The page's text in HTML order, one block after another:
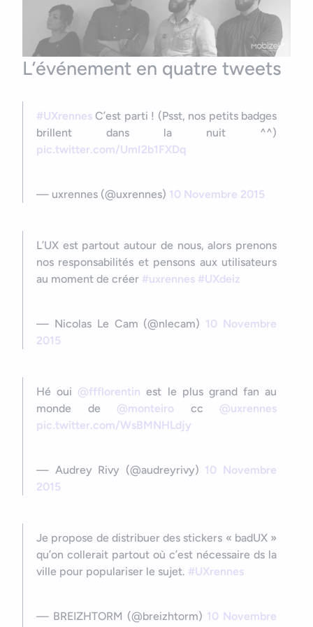
L’événement en quatre tweets
#UXrennes C’est parti ! (Psst, nos petits badges
brillent dans la nuit ^^)
pic.twitter.com/UmI2b1FXDq
— uxrennes (@uxrennes) 10 Novembre 2015
L’UX est partout autour de nous, alors prenons
nos responsabilités et pensons aux utilisateurs
au moment de créer #uxrennes #UXdeiz
— Nicolas Le Cam (@nlecam) 10 Novembre
2015
Hé oui @ffflorentin est le plus grand fan au
monde de @monteiro cc @uxrennes
pic.twitter.com/WsBMNHLdjy
— Audrey Rivy (@audreyrivy) 10 Novembre
2015
Je propose de distribuer des stickers « badUX »
qu’on collerait partout où c’est nécessaire ds la
ville pour populariser le sujet. #UXrennes
— BREIZHTORM (@breizhtorm) 10 Novembre